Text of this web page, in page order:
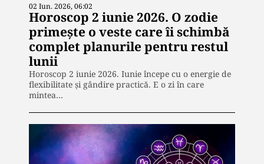
02 Iun. 2026, 06:02
Horoscop 2 iunie 2026. O zodie
primește o veste care îi schimbă
complet planurile pentru restul
lunii
Horoscop 2 iunie 2026. Iunie începe cu o energie de
flexibilitate și gândire practică. E o zi în care
mintea…